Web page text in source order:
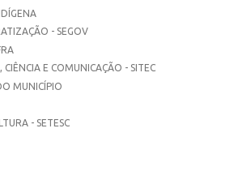
- SEGOV
CIÊNCIA E COMUNICAÇÃO - SITEC
MUNICÍPIO
- SETESC